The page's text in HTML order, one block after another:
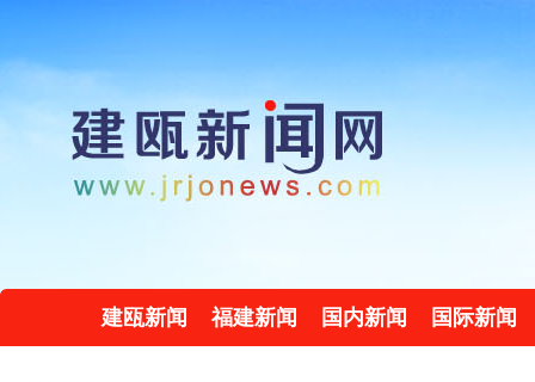
建瓯新闻 福建新闻 国内新闻 国际新闻